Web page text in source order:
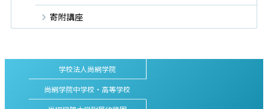
寄附講座
学校法人尚絅学院
尚絅学院中学校・高等学校